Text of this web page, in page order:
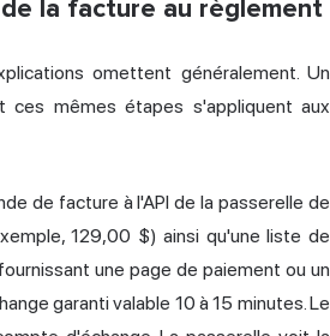
la facture au règlement
omettent généralement. Un
mêmes étapes s'appliquent aux
de facture à l'API de la passerelle de
129,00 $) ainsi qu'une liste de
une page de paiement ou un
garanti valable 10 à 15 minutes. Le